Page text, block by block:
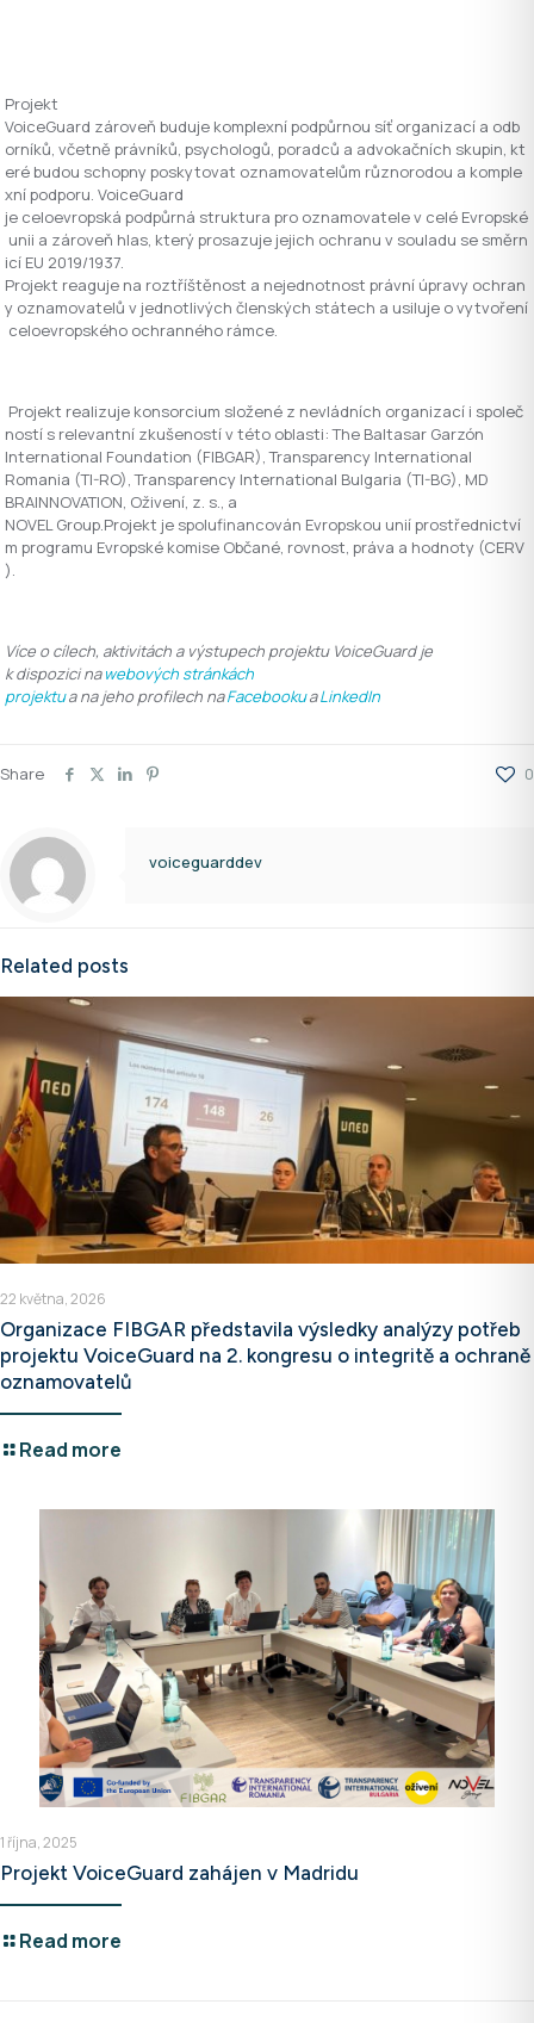
Projekt
VoiceGuard zároveň buduje komplexní podpůrnou síť organizací a odb
orníků, včetně právníků, psychologů, poradců a advokačních skupin, kt
eré budou schopny poskytovat oznamovatelům různorodou a komple
xní podporu. VoiceGuard
je celoevropská podpůrná struktura pro oznamovatele v celé Evropské
unii a zároveň hlas, který prosazuje jejich ochranu v souladu se směrn
icí EU 2019/1937.
Projekt reaguje na roztříštěnost a nejednotnost právní úpravy ochran
y oznamovatelů v jednotlivých členských státech a usiluje o vytvoření
celoevropského ochranného rámce.
Projekt realizuje konsorcium složené z nevládních organizací i společ
ností s relevantní zkušeností v této oblasti: The Baltasar Garzón
International Foundation (FIBGAR), Transparency International
Romania (TI-RO), Transparency International Bulgaria (TI-BG), MD
BRAINNOVATION, Oživení, z. s., a
NOVEL Group.Projekt je spolufinancován Evropskou unií prostřednictví
m programu Evropské komise Občané, rovnost, práva a hodnoty (CERV
).
Více o cílech, aktivitách a výstupech projektu VoiceGuard je
k dispozici nawebových stránkách
projektua na jeho profilech naFacebookuaLinkedIn
Share 0
voiceguarddev
Related posts
22 května, 2026
Organizace FIBGAR představila výsledky analýzy potřeb
projektu VoiceGuard na 2. kongresu o integritě a ochraně
oznamovatelů
Read more
1 října, 2025
Projekt VoiceGuard zahájen v Madridu
Read more